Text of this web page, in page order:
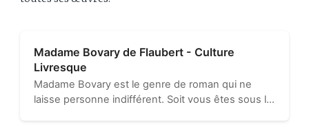
Madame Bovary de Flaubert - Culture
Livresque
Madame Bovary est le genre de roman qui ne
laisse personne indifférent. Soit vous êtes sous le